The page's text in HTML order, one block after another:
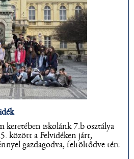
keretében iskolánk 7.b osztálya
között a Felvidéken járt,
gazdagodva, feltöltődve tért